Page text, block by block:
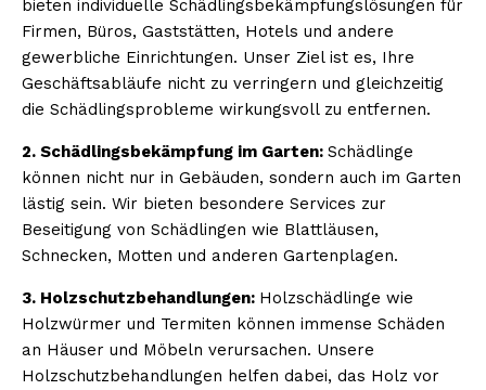
bieten individuelle Schädlingsbekämpfungslösungen für
Firmen, Büros, Gaststätten, Hotels und andere
gewerbliche Einrichtungen. Unser Ziel ist es, Ihre
Geschäftsabläufe nicht zu verringern und gleichzeitig
die Schädlingsprobleme wirkungsvoll zu entfernen.
2. Schädlingsbekämpfung im Garten: Schädlinge
können nicht nur in Gebäuden, sondern auch im Garten
lästig sein. Wir bieten besondere Services zur
Beseitigung von Schädlingen wie Blattläusen,
Schnecken, Motten und anderen Gartenplagen.
3. Holzschutzbehandlungen: Holzschädlinge wie
Holzwürmer und Termiten können immense Schäden
an Häuser und Möbeln verursachen. Unsere
Holzschutzbehandlungen helfen dabei, das Holz vor